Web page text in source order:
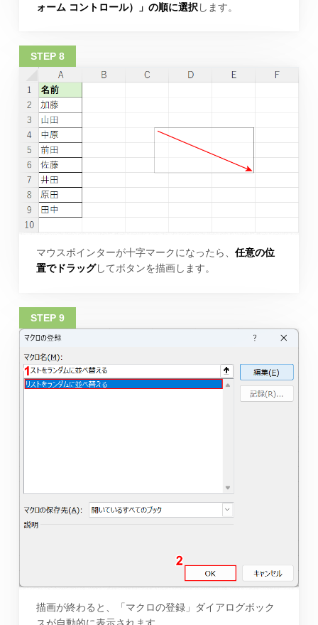
ォーム コントロール）」の順に選択 します。
マウスポインターが十字マークになったら、 任意の位
置でドラッグしてボタンを描画します。
描画が終わると、「マクロの登録」ダイアログボック